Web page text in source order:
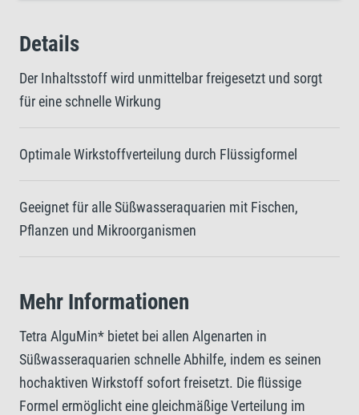
Details
Der Inhaltsstoff wird unmittelbar freigesetzt und sorgt
für eine schnelle Wirkung
Optimale Wirkstoffverteilung durch Flüssigformel
Geeignet für alle Süßwasseraquarien mit Fischen,
Pflanzen und Mikroorganismen
Mehr Informationen
Tetra AlguMin* bietet bei allen Algenarten in
Süßwasseraquarien schnelle Abhilfe, indem es seinen
hochaktiven Wirkstoff sofort freisetzt. Die flüssige
Formel ermöglicht eine gleichmäßige Verteilung im